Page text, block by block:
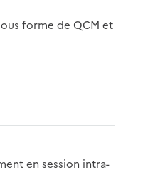
forme de QCM et
en session intra-